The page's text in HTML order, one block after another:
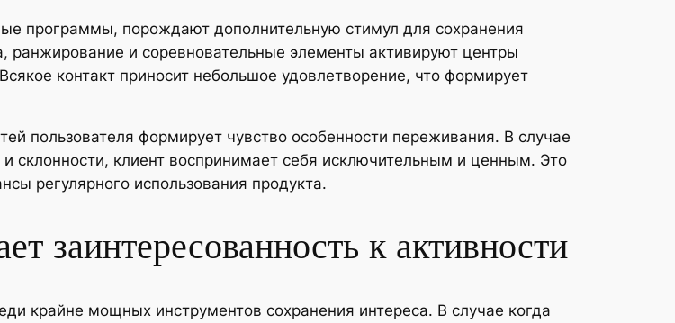
программы, порождают дополнительную стимул для сохранения
ранжирование и соревновательные элементы активируют центры
контакт приносит небольшое удовлетворение, что формирует
пользователя формирует чувство особенности переживания. В случае
склонности, клиент воспринимает себя исключительным и ценным. Это
регулярного использования продукта.
заинтересованность к активности
крайне мощных инструментов сохранения интереса. В случае когда